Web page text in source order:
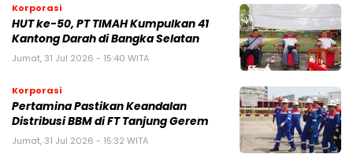
Korporasi
HUT ke-50, PT TIMAH Kumpulkan 41
Kantong Darah di Bangka Selatan
Jumat, 31 Jul 2026 - 15:40 WITA
Korporasi
Pertamina Pastikan Keandalan
Distribusi BBM di FT Tanjung Gerem
Jumat, 31 Jul 2026 - 15:32 WITA